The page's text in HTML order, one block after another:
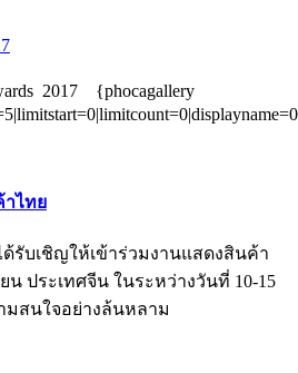
2017 {phocagallery
าไทย
รับเชิญให้เข้าร่วมงานแสดงสินค้า
น ประเทศจีน ในระหว่างวันที่ 10-15
ามสนใจอย่างล้นหลาม